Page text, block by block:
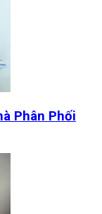
Phân Phối